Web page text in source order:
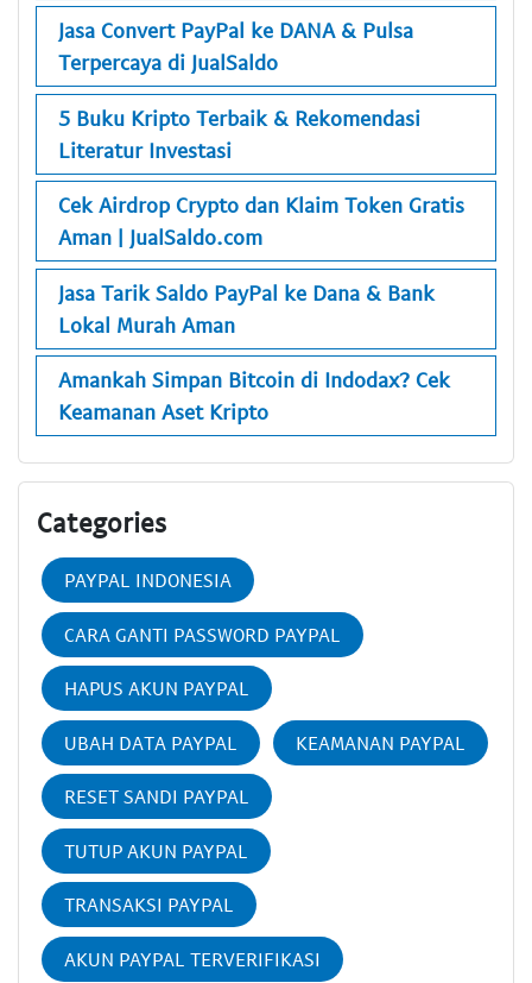
Jasa Convert PayPal ke DANA & Pulsa
Terpercaya di JualSaldo
5 Buku Kripto Terbaik & Rekomendasi
Literatur Investasi
Cek Airdrop Crypto dan Klaim Token Gratis
Aman | JualSaldo.com
Jasa Tarik Saldo PayPal ke Dana & Bank
Lokal Murah Aman
Amankah Simpan Bitcoin di Indodax? Cek
Keamanan Aset Kripto
Categories
PAYPAL INDONESIA
CARA GANTI PASSWORD PAYPAL
HAPUS AKUN PAYPAL
UBAH DATA PAYPAL KEAMANAN PAYPAL
RESET SANDI PAYPAL
TUTUP AKUN PAYPAL
TRANSAKSI PAYPAL
AKUN PAYPAL TERVERIFIKASI